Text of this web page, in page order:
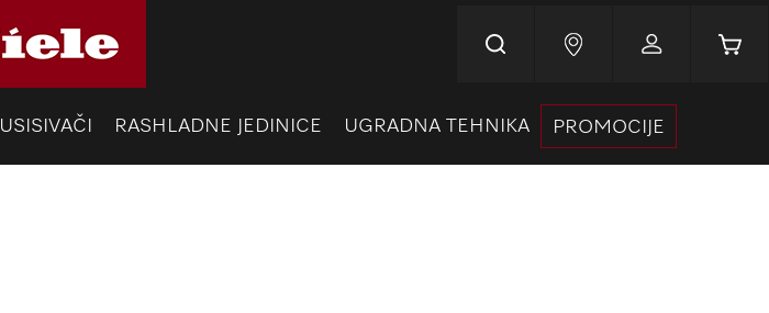
USISIVAČI RASHLADNE JEDINICE UGRADNA TEHNIKA PROMOCIJE